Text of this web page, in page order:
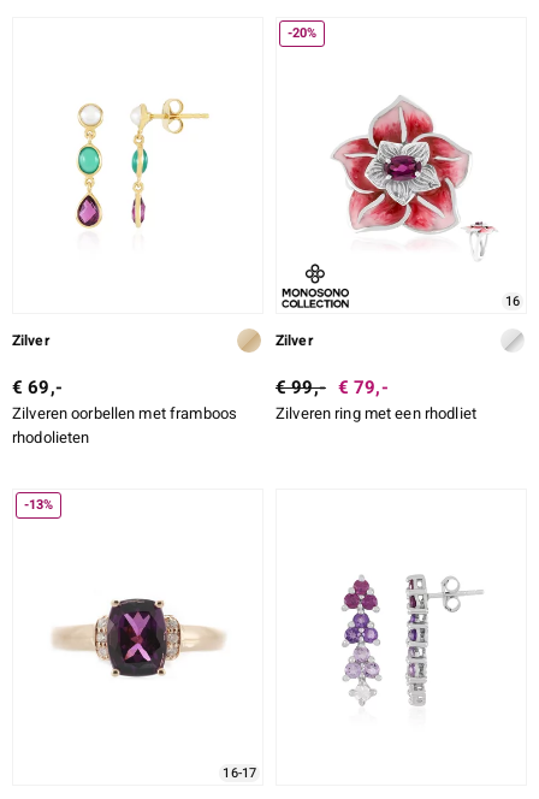
Zilver
€ 69,-
Zilveren oorbellen met framboos
rhodolieten
-20%
16
Zilver
€ 99,- € 79,-
Zilveren ring met een rhodliet
-13%
16-17